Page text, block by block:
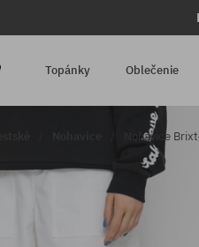
Topánky Oblečenie
Nohavice